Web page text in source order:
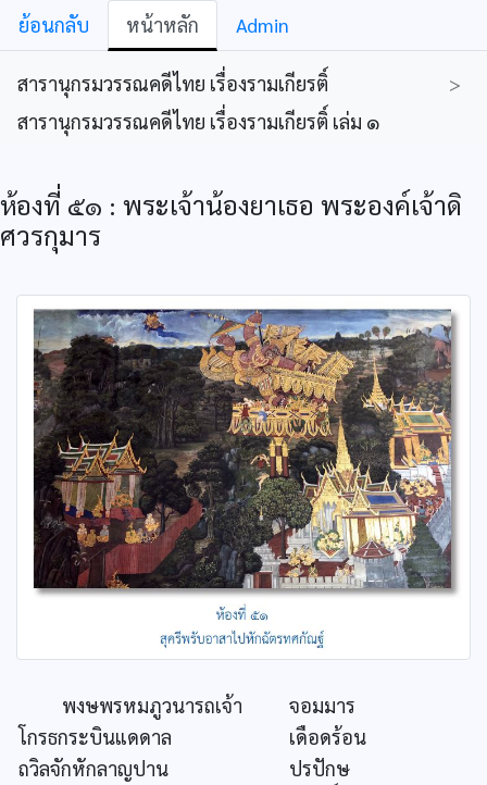
ย้อนกลับ หน้าหลัก Admin
สารานุกรมวรรณคดีไทย เรื่องรามเกียรติ์
>
สารานุกรมวรรณคดีไทย เรื่องรามเกียรติ์ เล่ม ๑
ห้องที่ ๕๑ : พระเจ้าน้องยาเธอ พระองค์เจ้าดิ
ศวรกุมาร
พงษพรหมภูวนารถเจ้า
จอมมาร
โกรธกระบินแดดาล
เดือดร้อน
ถวิลจักหักลาญปาน
ปรปักษ